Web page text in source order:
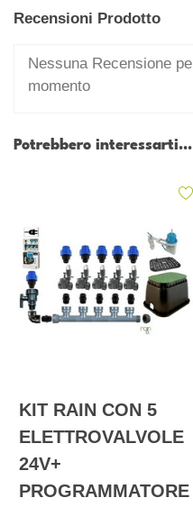
Recensioni Prodotto
Nessuna Recensione
momento
Potrebbero interessarti...
KIT RAIN CON 5
ELETTROVALVOLE
24V+
PROGRAMMATORE